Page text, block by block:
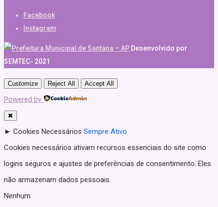
Facebook
Instagram
Desenvolvido por
SEMTEC- 2021
Customize Reject All Accept All
Powered by
✖
► Cookies Necessários Sempre Ativo
Cookies necessários ativam recursos essenciais do site como
logins seguros e ajustes de preferências de consentimento. Eles
não armazenam dados pessoais.
Nenhum